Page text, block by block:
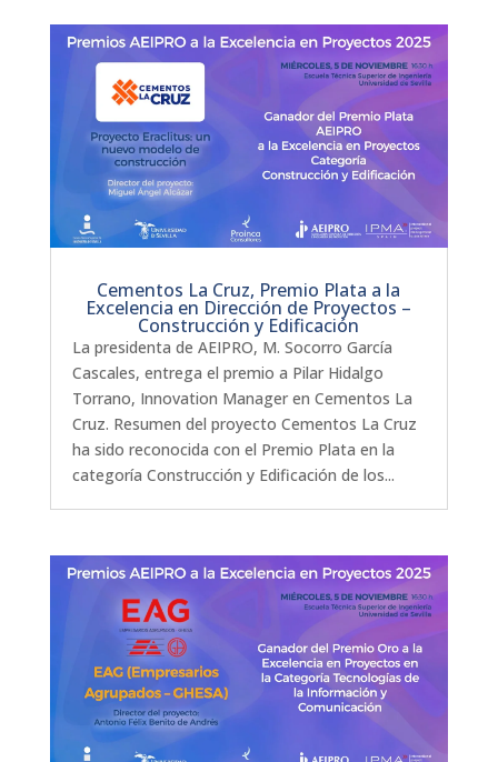
Cementos La Cruz, Premio Plata a la
Excelencia en Dirección de Proyectos –
Construcción y Edificación
La presidenta de AEIPRO, M. Socorro García
Cascales, entrega el premio a Pilar Hidalgo
Torrano, Innovation Manager en Cementos La
Cruz. Resumen del proyecto Cementos La Cruz
ha sido reconocida con el Premio Plata en la
categoría Construcción y Edificación de los...